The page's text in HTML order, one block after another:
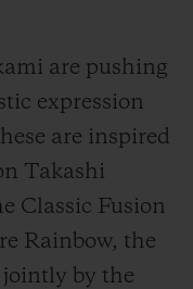
are pushing
expression
are inspired
Takashi
Classic Fusion
Rainbow, the
by the